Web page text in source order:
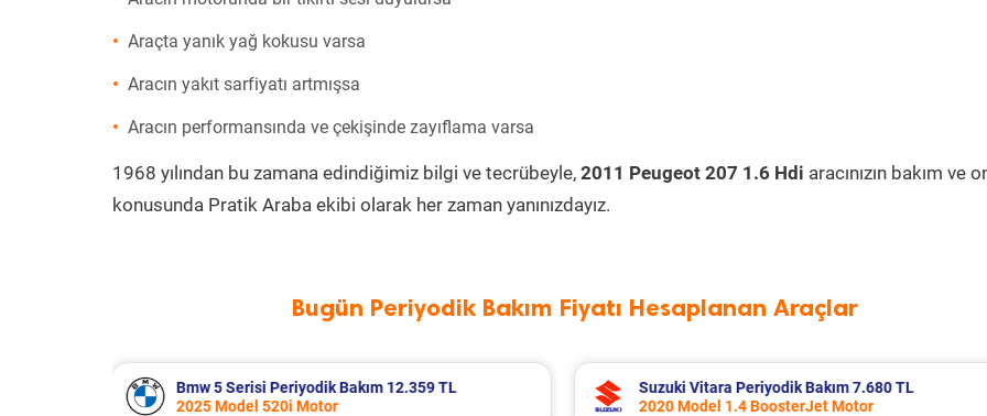
Araçta yanık yağ kokusu varsa
Aracın yakıt sarfiyatı artmışsa
Aracın performansında ve çekişinde zayıflama varsa
1968 yılından bu zamana edindiğimiz bilgi ve tecrübeyle, 2011 Peugeot 207 1.6 Hdi aracınızın bakım ve
konusunda Pratik Araba ekibi olarak her zaman yanınızdayız.
Bugün Periyodik Bakım Fiyatı Hesaplanan Araçlar
Suzuki Vitara Periyodik Bakım 7.680 TL
2020 Model 1.4 BoosterJet Motor
Toyota Corolla Periyodik Bakım 10.994 TL
2022 Model 1.8 Hybrid Motor